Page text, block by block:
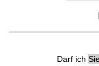
Darf ich